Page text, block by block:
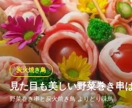
一串に90gという大きさを誇る
り。 鳥貴族の圧倒的な人気
焼鳥でお客様も満足していただ
焼鳥屋 鳥貴族 小倉魚町店
焼鳥
モノレール小倉線平和通駅北
福岡県北九州市小倉北区魚町2-6-15 平
見た目も美しい野菜巻き串
野菜巻き串と炭火焼き鳥 よりどり味鳥
炭火焼き鳥